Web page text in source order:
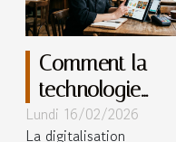
Comment la
technologie
révolutionne-t-
Lundi 16/02/2026
La digitalisation